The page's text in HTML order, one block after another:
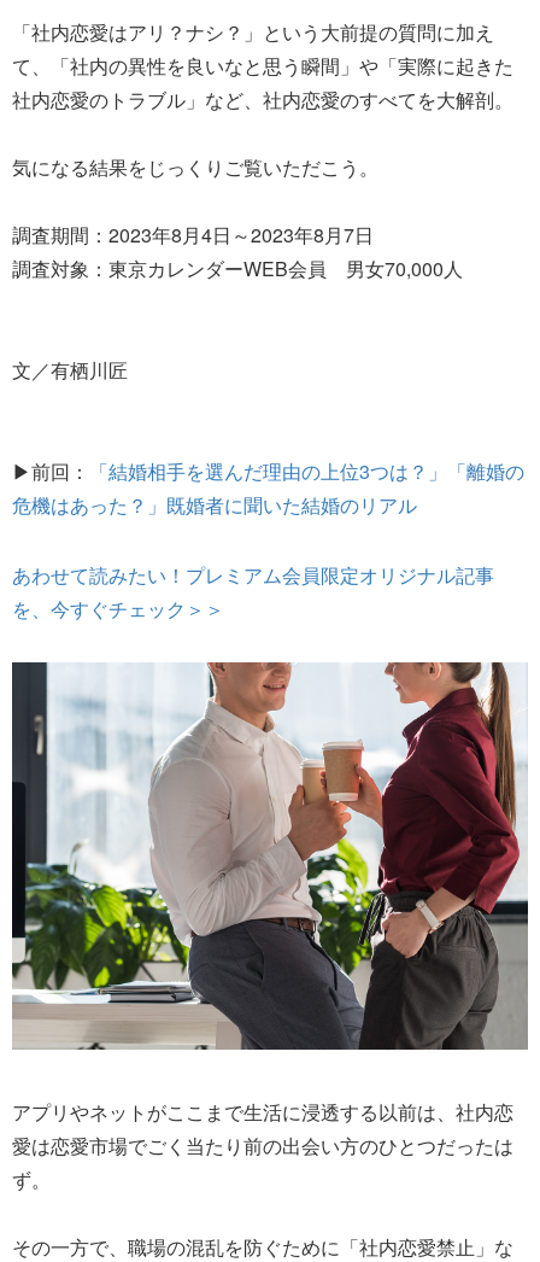
「社内恋愛はアリ？ナシ？」という大前提の質問に加え
て、「社内の異性を良いなと思う瞬間」や「実際に起きた
社内恋愛のトラブル」など、社内恋愛のすべてを大解剖。
気になる結果をじっくりご覧いただこう。
調査期間：2023年8月4日～2023年8月7日
調査対象：東京カレンダーWEB会員 男女70,000人
文／有栖川匠
▶前回：
「結婚相手を選んだ理由の上位3つは？」「離婚の
危機はあった？」既婚者に聞いた結婚のリアル
あわせて読みたい！プレミアム会員限定オリジナル記事
を、今すぐチェック＞＞
アプリやネットがここまで生活に浸透する以前は、社内恋
愛は恋愛市場でごく当たり前の出会い方のひとつだったは
ず。
その一方で、職場の混乱を防ぐために「社内恋愛禁止」な